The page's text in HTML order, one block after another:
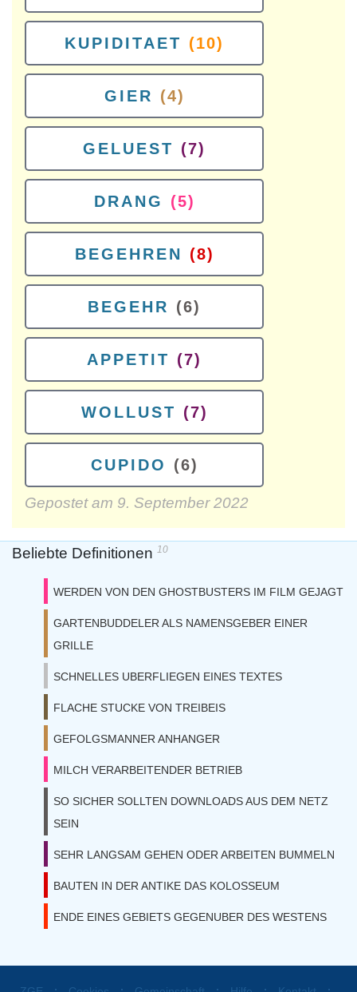
KUPIDITAET (10)
GIER (4)
GELUEST (7)
DRANG (5)
BEGEHREN (8)
BEGEHR (6)
APPETIT (7)
WOLLUST (7)
CUPIDO (6)
Gepostet am 9. September 2022
Beliebte Definitionen 10
WERDEN VON DEN GHOSTBUSTERS IM FILM GEJAGT
GARTENBUDDELER ALS NAMENSGEBER EINER
GRILLE
SCHNELLES UBERFLIEGEN EINES TEXTES
FLACHE STUCKE VON TREIBEIS
GEFOLGSMANNER ANHANGER
MILCH VERARBEITENDER BETRIEB
SO SICHER SOLLTEN DOWNLOADS AUS DEM NETZ
SEIN
SEHR LANGSAM GEHEN ODER ARBEITEN BUMMELN
BAUTEN IN DER ANTIKE DAS KOLOSSEUM
ENDE EINES GEBIETS GEGENUBER DES WESTENS